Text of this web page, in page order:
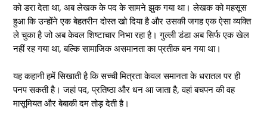
को डरा देता था, अब लेखक के पद के सामने झुक गया था। लेखक को महसूस
हुआ कि उन्होंने एक बेहतरीन दोस्त खो दिया है और उसकी जगह एक ऐसा व्यक्ति
ले चुका है जो अब केवल शिष्टाचार निभा रहा है। गुल्ली डंडा अब सिर्फ एक खेल
नहीं रह गया था, बल्कि सामाजिक असमानता का प्रतीक बन गया था।
यह कहानी हमें सिखाती है कि सच्ची मित्रता केवल समानता के धरातल पर ही
पनप सकती है। जहां पद, प्रतिष्ठा और धन आ जाता है, वहां बचपन की वह
मासूमियत और बेबाकी दम तोड़ देती है।